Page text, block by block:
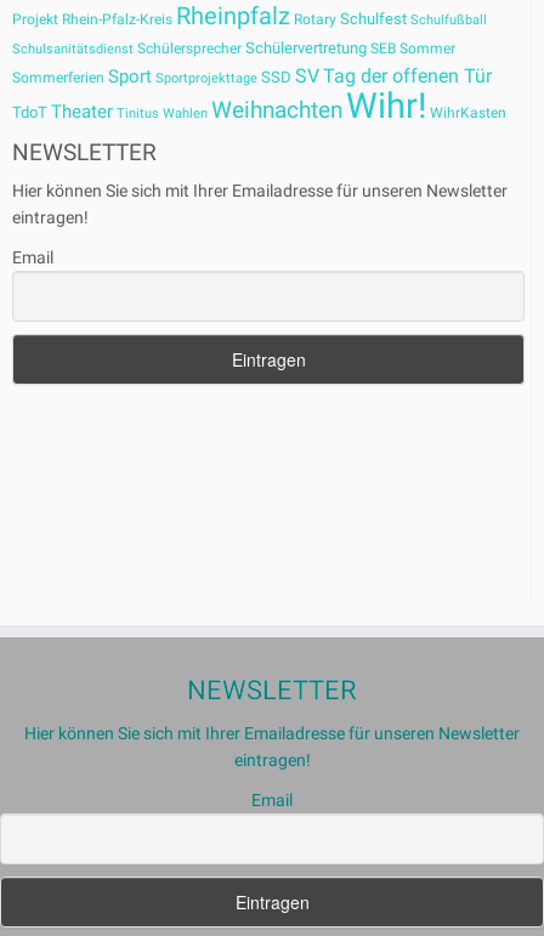
Projekt Rhein-Pfalz-Kreis Rheinpfalz Rotary Schulfest Schulfußball
Schulsanitätsdienst Schülersprecher Schülervertretung SEB Sommer
Sommerferien Sport Sportprojekttage SSD SVTag der offenen Tür
TdoT Theater Tinitus Wahlen WeihnachtenWihr! WihrKasten
NEWSLETTER
Hier können Sie sich mit Ihrer Emailadresse für unseren Newsletter
eintragen!
Email
NEWSLETTER
Hier können Sie sich mit Ihrer Emailadresse für unseren Newsletter
eintragen!
Email